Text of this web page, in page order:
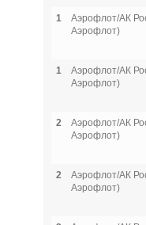
1
Аэрофлот/АК
Аэрофлот)
1
Аэрофлот/АК
Аэрофлот)
2
Аэрофлот/АК
Аэрофлот)
2
Аэрофлот/АК
Аэрофлот)